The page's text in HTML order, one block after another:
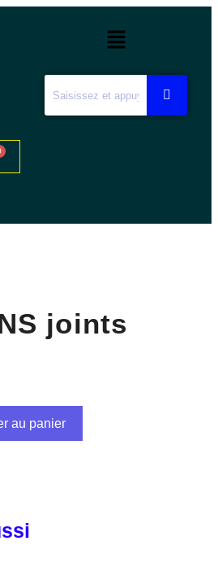
joints
au panier